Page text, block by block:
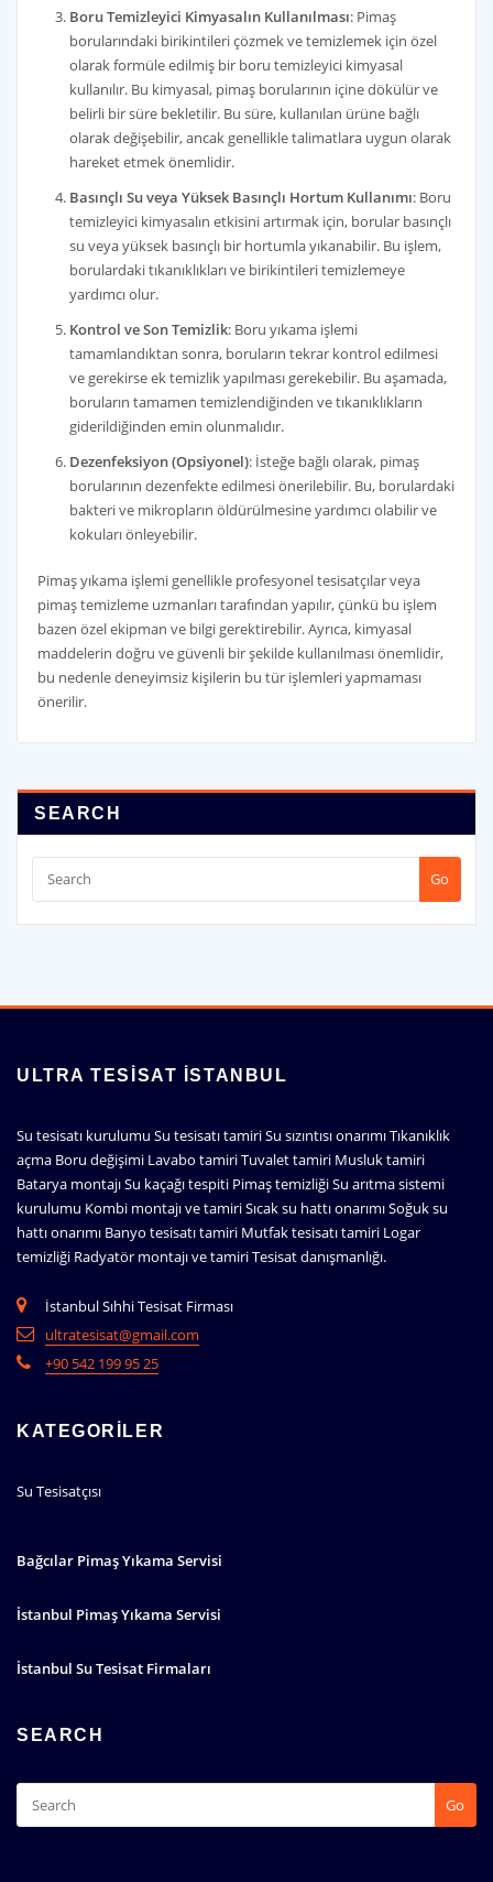
Boru Temizleyici Kimyasalın Kullanılması: Pimaş
borularındaki birikintileri çözmek ve temizlemek için özel
olarak formüle edilmiş bir boru temizleyici kimyasal
kullanılır. Bu kimyasal, pimaş borularının içine dökülür ve
belirli bir süre bekletilir. Bu süre, kullanılan ürüne bağlı
olarak değişebilir, ancak genellikle talimatlara uygun olarak
hareket etmek önemlidir.
Basınçlı Su veya Yüksek Basınçlı Hortum Kullanımı: Boru
temizleyici kimyasalın etkisini artırmak için, borular basınçlı
su veya yüksek basınçlı bir hortumla yıkanabilir. Bu işlem,
borulardaki tıkanıklıkları ve birikintileri temizlemeye
yardımcı olur.
Kontrol ve Son Temizlik: Boru yıkama işlemi
tamamlandıktan sonra, boruların tekrar kontrol edilmesi
ve gerekirse ek temizlik yapılması gerekebilir. Bu aşamada,
boruların tamamen temizlendiğinden ve tıkanıklıkların
giderildiğinden emin olunmalıdır.
Dezenfeksiyon (Opsiyonel): İsteğe bağlı olarak, pimaş
borularının dezenfekte edilmesi önerilebilir. Bu, borulardaki
bakteri ve mikropların öldürülmesine yardımcı olabilir ve
kokuları önleyebilir.
Pimaş yıkama işlemi genellikle profesyonel tesisatçılar veya
pimaş temizleme uzmanları tarafından yapılır, çünkü bu işlem
bazen özel ekipman ve bilgi gerektirebilir. Ayrıca, kimyasal
maddelerin doğru ve güvenli bir şekilde kullanılması önemlidir,
bu nedenle deneyimsiz kişilerin bu tür işlemleri yapmaması
önerilir.
SEARCH
Go
ULTRA TESISAT İSTANBUL
Su tesisatı kurulumu Su tesisatı tamiri Su sızıntısı onarımı Tıkanıklık
açma Boru değişimi Lavabo tamiri Tuvalet tamiri Musluk tamiri
Batarya montajı Su kaçağı tespiti Pimaş temizliği Su arıtma sistemi
kurulumu Kombi montajı ve tamiri Sıcak su hattı onarımı Soğuk su
hattı onarımı Banyo tesisatı tamiri Mutfak tesisatı tamiri Logar
temizliği Radyatör montajı ve tamiri Tesisat danışmanlığı.
İstanbul Sıhhi Tesisat Firması
ultratesisat@gmail.com
+90 542 199 95 25
KATEGORILER
Su Tesisatçısı
Bağcılar Pimaş Yıkama Servisi
İstanbul Pimaş Yıkama Servisi
İstanbul Su Tesisat Firmaları
SEARCH
Go